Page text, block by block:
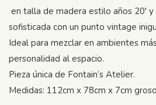
en talla de madera estilo años 20′
sofisticada con un punto vintage
Ideal para mezclar en ambientes
personalidad al espacio.
Pieza única de Fontain’s Atelier.
Medidas: 112cm x 78cm x 7cm